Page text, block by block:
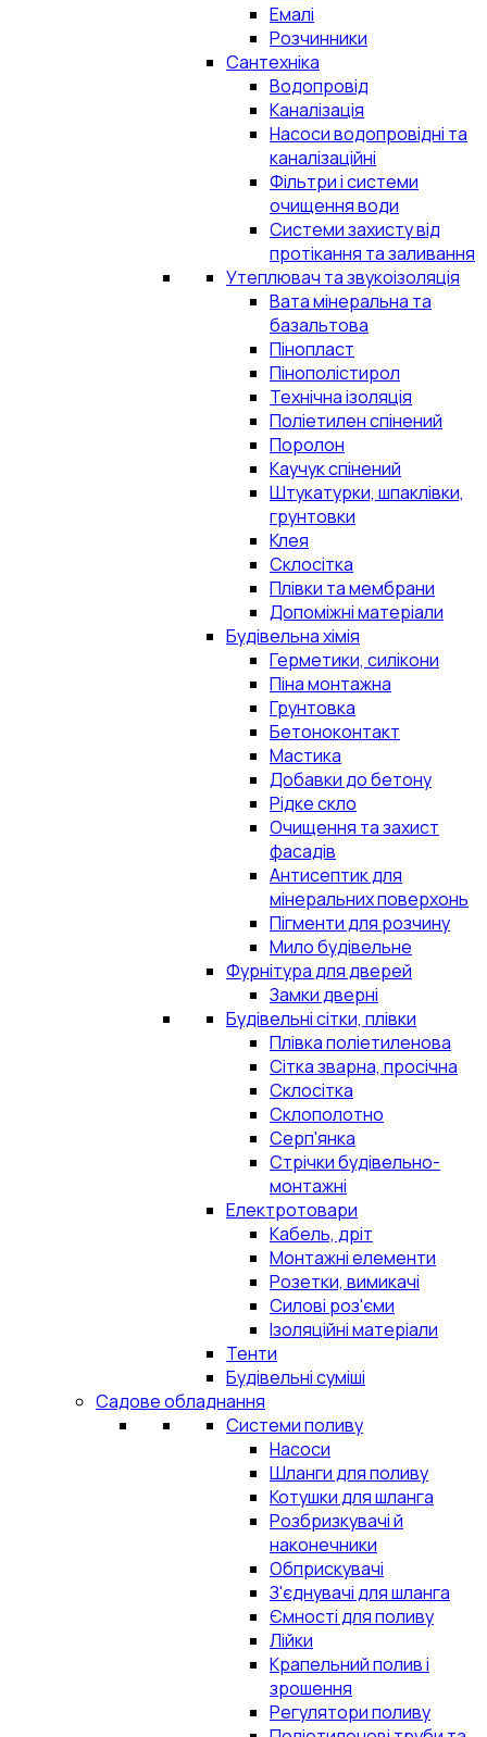
Емалі
Розчинники
Сантехніка
Водопровід
Каналізація
Насоси водопровідні та
каналізаційні
Фільтри і системи
очищення води
Системи захисту від
протікання та заливання
Утеплювач та звукоізоляція
Вата мінеральна та
базальтова
Пінопласт
Пінополістирол
Технічна ізоляція
Поліетилен спінений
Поролон
Каучук спінений
Штукатурки, шпаклівки,
грунтовки
Клея
Склосітка
Плівки та мембрани
Допоміжні матеріали
Будівельна хімія
Герметики, силікони
Піна монтажна
Грунтовка
Бетоноконтакт
Мастика
Добавки до бетону
Рідке скло
Очищення та захист
фасадів
Антисептик для
мінеральних поверхонь
Пігменти для розчину
Мило будівельне
Фурнітура для дверей
Замки дверні
Будівельні сітки, плівки
Плівка поліетиленова
Сітка зварна, просічна
Склосітка
Склополотно
Серп'янка
Стрічки будівельно-
монтажні
Електротовари
Кабель, дріт
Монтажні елементи
Розетки, вимикачі
Силові роз'єми
Ізоляційні матеріали
Тенти
Будівельні суміші
Садове обладнання
Системи поливу
Насоси
Шланги для поливу
Котушки для шланга
Розбризкувачі й
наконечники
Обприскувачі
З'єднувачі для шланга
Ємності для поливу
Лійки
Крапельний полив і
зрошення
Регулятори поливу